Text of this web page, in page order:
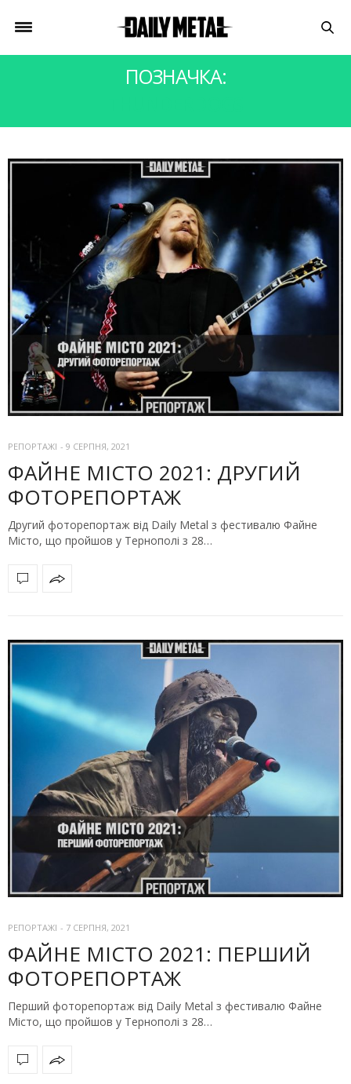
ПОЗНАЧКА:
РЕПОРТАЖІ - 9 СЕРПНЯ, 2021
ФАЙНЕ МІСТО 2021: ДРУГИЙ
ФОТОРЕПОРТАЖ
Другий фоторепортаж від Daily Metal з фестивалю Файне
Місто, що пройшов у Тернополі з 28…
РЕПОРТАЖІ - 7 СЕРПНЯ, 2021
ФАЙНЕ МІСТО 2021: ПЕРШИЙ
ФОТОРЕПОРТАЖ
Перший фоторепортаж від Daily Metal з фестивалю Файне
Місто, що пройшов у Тернополі з 28…